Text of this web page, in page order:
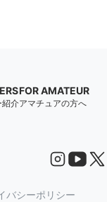
紹介
FOR AMATEUR
アマチュアの方へ
バシーポリシー